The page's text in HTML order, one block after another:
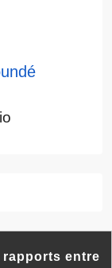
rapports entre